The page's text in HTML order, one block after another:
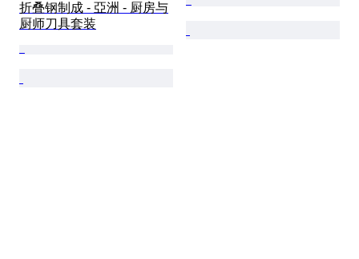
折叠钢制成 - 亞洲 - 厨房与
厨师刀具套装